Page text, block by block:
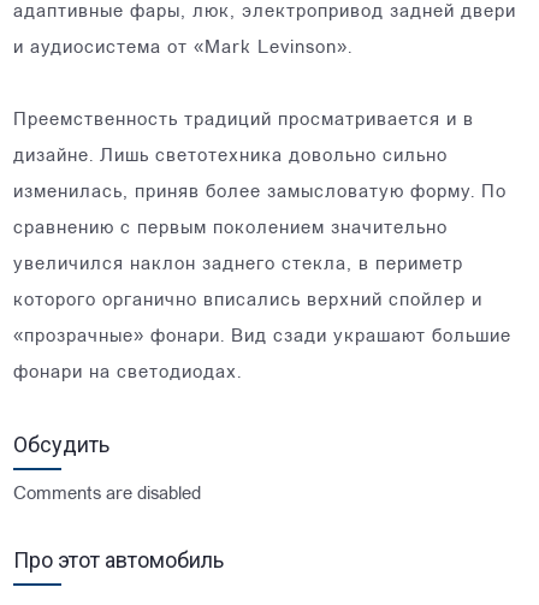
адаптивные фары, люк, электропривод задней двери
и аудиосистема от «Mark Levinson».
Преемственность традиций просматривается и в
дизайне. Лишь светотехника довольно сильно
изменилась, приняв более замысловатую форму. По
сравнению с первым поколением значительно
увеличился наклон заднего стекла, в периметр
которого органично вписались верхний спойлер и
«прозрачные» фонари. Вид сзади украшают большие
фонари на светодиодах.
Обсудить
Comments are disabled
Про этот автомобиль